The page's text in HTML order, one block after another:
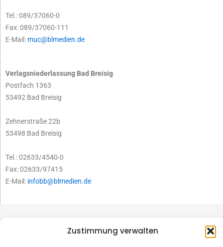
Zustimmung verwalten
Tel.: 089/37060-0
Fax: 089/37060-111
E-Mail: muc@blmedien.de
Verlagsniederlassung Bad Breisig
Postfach 1363
53492 Bad Breisig
Zehnerstraße 22b
53498 Bad Breisig
Tel.: 02633/4540-0
Fax: 02633/97415
E-Mail: infobb@blmedien.de